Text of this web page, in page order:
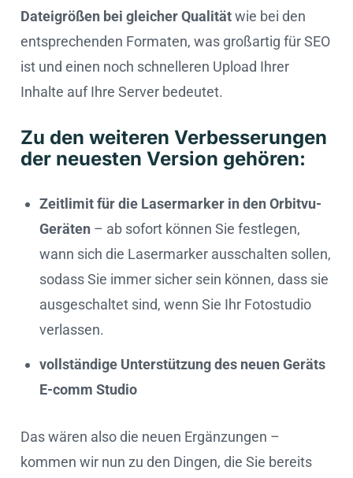
Dateigrößen bei gleicher Qualitätwie bei den
entsprechenden Formaten, was großartig für SEO
ist und einen noch schnelleren Upload Ihrer
Inhalte auf Ihre Server bedeutet.
Zu den weiteren Verbesserungen
der neuesten Version gehören:
Zeitlimit für die Lasermarker in den Orbitvu-
Geräten – ab sofort können Sie festlegen,
wann sich die Lasermarker ausschalten sollen,
sodass Sie immer sicher sein können, dass sie
ausgeschaltet sind, wenn Sie Ihr Fotostudio
verlassen.
vollständige Unterstützung des neuen Geräts
E-comm Studio
Das wären also die neuen Ergänzungen –
kommen wir nun zu den Dingen, die Sie bereits